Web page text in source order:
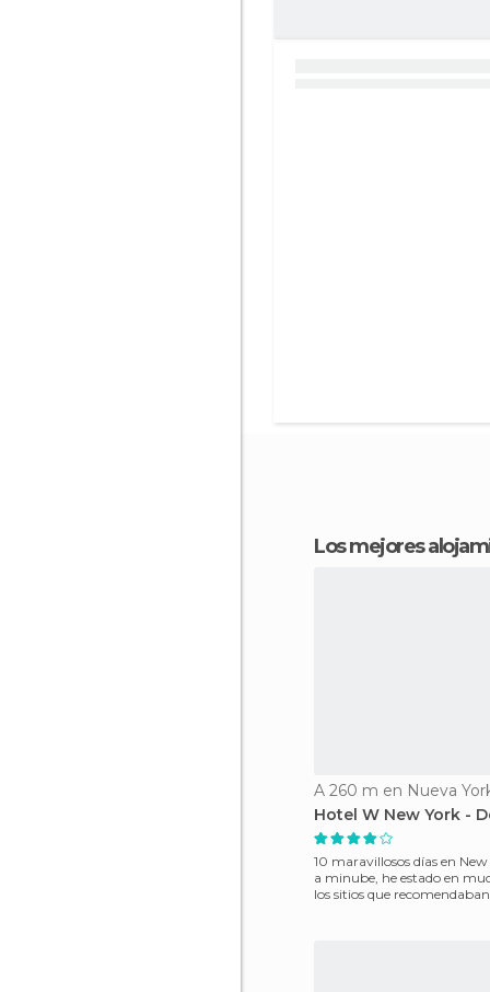
Los mejores
A 260 m en Nueva
Hotel W New York -
10 maravillosos días en
a minube, he estado en
los sitios que